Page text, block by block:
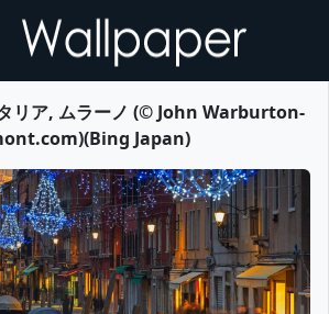
リア, ムラーノ (© John Warburton-
Japan)